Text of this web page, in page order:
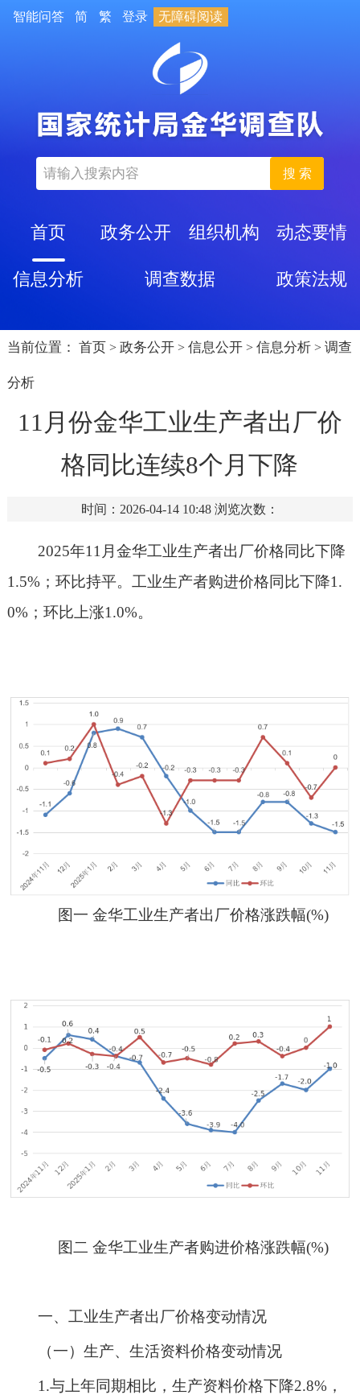
智能问答 简 繁 登录 无障碍阅读
搜 索
首页 政务公开 组织机构 动态要情
信息分析 调查数据 政策法规
当前位置： 首页 > 政务公开 > 信息公开 > 信息分析 > 调查
分析
11月份金华工业生产者出厂价
格同比连续8个月下降
时间：2026-04-14 10:48 浏览次数：
2025年11月 金华工业生产者出厂价格同比下降
1.5%； 环比持平。工业生产者购进价格同比下降1.
0%；环比上涨1.0%。
图一 金华工业生产者出厂价格涨跌幅(%)
图二 金华工业生产者购进价格涨跌幅(%)
一、工业生产者出厂价格变动情况
（一）生产、生活资料价格变动情况
1.与上年同期相比，生产资料价格下降2.8%，